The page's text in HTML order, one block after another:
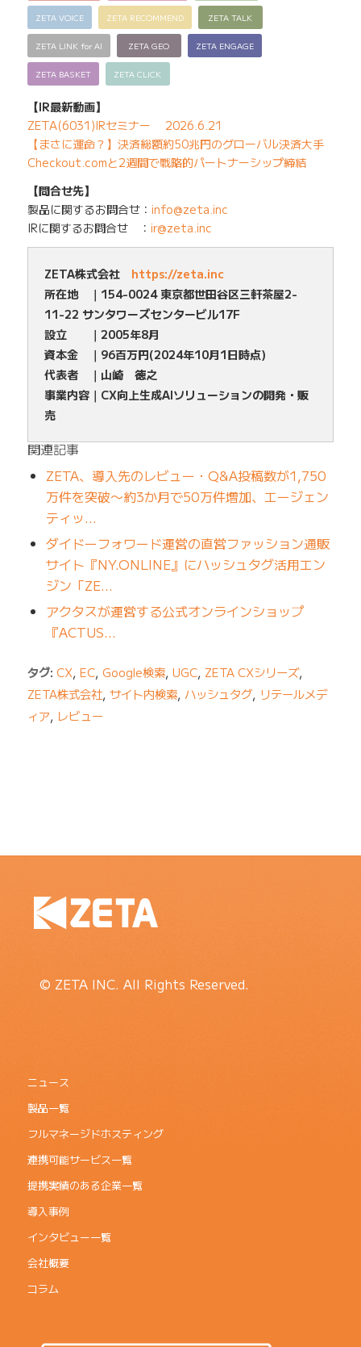
ZETA VOICE ZETA RECOMMEND ZETA TALK
ZETA LINK for AI ZETA GEO ZETA ENGAGE
ZETA BASKET ZETA CLICK
【IR最新動画】
ZETA(6031)IRセミナー 2026.6.21
【まさに運命？】決済総額約50兆円のグローバル決済大手
Checkout.comと2週間で戦略的パートナーシップ締結
【問合せ先】
製品に関するお問合せ： info@zeta.inc
IRに関するお問合せ ： ir@zeta.inc
ZETA株式会社 https://zeta.inc
所在地 ｜154-0024 東京都世田谷区三軒茶屋2-
11-22 サンタワーズセンタービル17F
設立 ｜2005年8月
資本金 ｜96百万円(2024年10月1日時点)
代表者 ｜山崎 徳之
事業内容｜CX向上生成AIソリューションの開発・販
売
関連記事
ZETA、導入先のレビュー・Q&A投稿数が1,750
万件を突破〜約3か月で50万件増加、エージェン
ティッ…
ダイドーフォワード運営の直営ファッション通販
サイト『NY.ONLINE』にハッシュタグ活用エン
ジン「ZE…
アクタスが運営する公式オンラインショップ
『ACTUS…
タグ: CX, EC, Google検索, UGC, ZETA CXシリーズ,
ZETA株式会社, サイト内検索, ハッシュタグ, リテールメデ
ィア, レビュー
© ZETA INC. All Rights Reserved.
ニュース
製品一覧
フルマネージドホスティング
連携可能サービス一覧
提携実績のある企業一覧
導入事例
インタビュー一覧
会社概要
コラム